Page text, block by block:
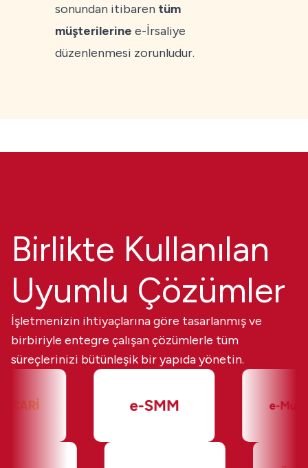
sonundan itibaren tüm
müşterilerine e-İrsaliye
düzenlenmesi zorunludur.
Birlikte Kullanılan
Uyumlu Çözümler
İşletmenizin ihtiyaçlarına göre tasarlanmış ve
birbiriyle entegre çalışan çözümlerle tüm
süreçlerinizi bütünleşik bir yapıda yönetin.